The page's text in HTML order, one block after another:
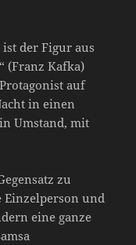
ist der Figur aus
(Franz Kafka)
auf
in einen
Umstand, mit
zu
Einzelperson und
eine ganze